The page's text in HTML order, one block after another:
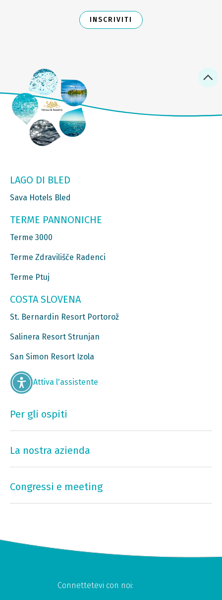
INSCRIVITI
LAGO DI BLED
Sava Hotels Bled
TERME PANNONICHE
Terme 3000
Terme Zdravilišče Radenci
Terme Ptuj
COSTA SLOVENA
St. Bernardin Resort Portorož
Salinera Resort Strunjan
San Simon Resort Izola
Attiva l'assistente
Per gli ospiti
La nostra azienda
Congressi e meeting
Connettetevi con noi: